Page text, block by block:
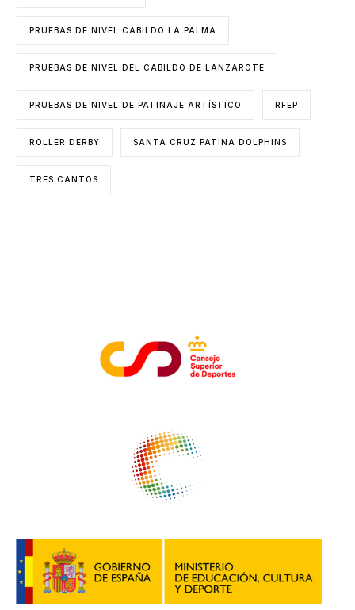
PRUEBAS DE NIVEL CABILDO LA PALMA
PRUEBAS DE NIVEL DEL CABILDO DE LANZAROTE
PRUEBAS DE NIVEL DE PATINAJE ARTÍSTICO RFEP
ROLLER DERBY SANTA CRUZ PATINA DOLPHINS
TRES CANTOS